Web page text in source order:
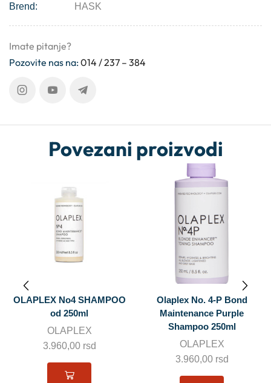
Brend:
HASK
Imate pitanje?
Pozovite nas na:014 / 237 – 384
Povezani proizvodi
OLAPLEX No4 SHAMPOO
od 250ml
OLAPLEX
3.960,00 rsd
Olaplex No. 4-P Bond
Maintenance Purple
Shampoo 250ml
OLAPLEX
3.960,00 rsd